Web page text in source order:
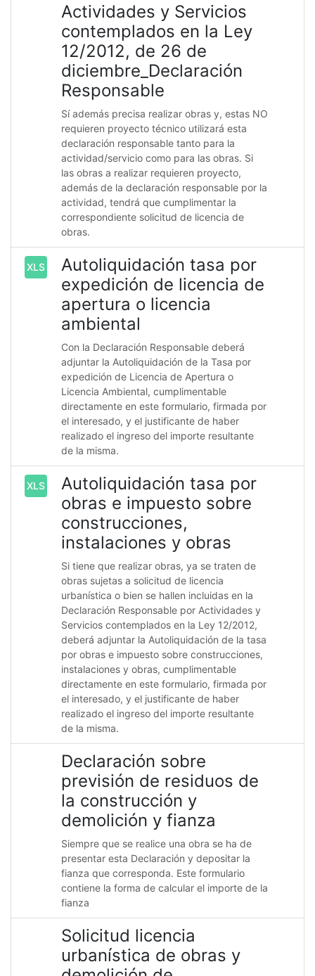
Actividades y Servicios
contemplados en la Ley
12/2012, de 26 de
diciembre_Declaración
Responsable
Sí además precisa realizar obras y, estas NO
requieren proyecto técnico utilizará esta
declaración responsable tanto para la
actividad/servicio como para las obras. Si
las obras a realizar requieren proyecto,
además de la declaración responsable por la
actividad, tendrá que cumplimentar la
correspondiente solicitud de licencia de
obras.
XLS
Autoliquidación tasa por
expedición de licencia de
apertura o licencia
ambiental
Con la Declaración Responsable deberá
adjuntar la Autoliquidación de la Tasa por
expedición de Licencia de Apertura o
Licencia Ambiental, cumplimentable
directamente en este formulario, firmada por
el interesado, y el justificante de haber
realizado el ingreso del importe resultante
de la misma.
XLS
Autoliquidación tasa por
obras e impuesto sobre
construcciones,
instalaciones y obras
Si tiene que realizar obras, ya se traten de
obras sujetas a solicitud de licencia
urbanística o bien se hallen incluidas en la
Declaración Responsable por Actividades y
Servicios contemplados en la Ley 12/2012,
deberá adjuntar la Autoliquidación de la tasa
por obras e impuesto sobre construcciones,
instalaciones y obras, cumplimentable
directamente en este formulario, firmada por
el interesado, y el justificante de haber
realizado el ingreso del importe resultante
de la misma.
Declaración sobre
previsión de residuos de
la construcción y
demolición y fianza
Siempre que se realice una obra se ha de
presentar esta Declaración y depositar la
fianza que corresponda. Este formulario
contiene la forma de calcular el importe de la
fianza
Solicitud licencia
urbanística de obras y